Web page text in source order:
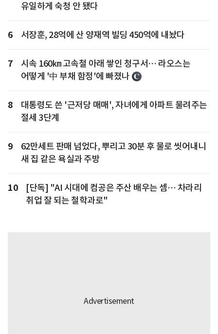
유일하게 숙청 안 됐다
6 서장훈, 28억에 산 양재역 빌딩 450억에 내놨다
7
시속 160㎞ 고속철 아래 쌓인 청구서… 라오스는
어떻게 '中 부채 함정'에 빠졌나
8
대통령도 쓴 '근저당 매매', 자녀에게 아파트 물려주는
절세 3단계
9
62만세트 판매 넘었다, 뿌리고 30분 후 물로 씻어내니
새 집 같은 욕실과 주방
10
[단독] "AI 시대에 컴공은 주산 배우는 셈… 차라리
취업 잘 되는 철학과로"